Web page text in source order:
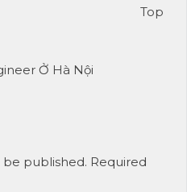
Top
Ở Hà Nội
be published. Required